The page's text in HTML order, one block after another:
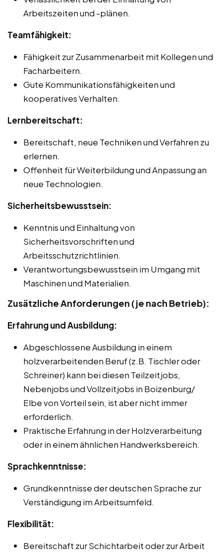
Arbeitszeiten und -plänen.
Teamfähigkeit:
Fähigkeit zur Zusammenarbeit mit Kollegen und
Facharbeitern.
Gute Kommunikationsfähigkeiten und
kooperatives Verhalten.
Lernbereitschaft:
Bereitschaft, neue Techniken und Verfahren zu
erlernen.
Offenheit für Weiterbildung und Anpassung an
neue Technologien.
Sicherheitsbewusstsein:
Kenntnis und Einhaltung von
Sicherheitsvorschriften und
Arbeitsschutzrichtlinien.
Verantwortungsbewusstsein im Umgang mit
Maschinen und Materialien.
Zusätzliche Anforderungen (je nach Betrieb):
Erfahrung und Ausbildung:
Abgeschlossene Ausbildung in einem
holzverarbeitenden Beruf (z.B. Tischler oder
Schreiner) kann bei diesen Teilzeitjobs,
Nebenjobs und Vollzeitjobs in Boizenburg/
Elbe von Vorteil sein, ist aber nicht immer
erforderlich.
Praktische Erfahrung in der Holzverarbeitung
oder in einem ähnlichen Handwerksbereich.
Sprachkenntnisse:
Grundkenntnisse der deutschen Sprache zur
Verständigung im Arbeitsumfeld.
Flexibilität:
Bereitschaft zur Schichtarbeit oder zur Arbeit